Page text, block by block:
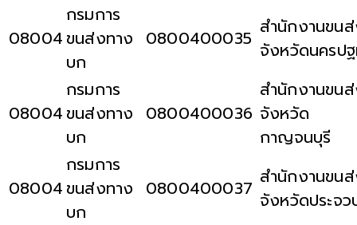
08004
กรมการ
ขนส่งทาง
บก
0800400035 สำนักงานขน
จังหวัดนครป
08004
กรมการ
ขนส่งทาง
บก
0800400036
สำนักงานขน
จังหวัด
กาญจนบุรี
08004
กรมการ
ขนส่งทาง
บก
0800400037 สำนักงานขน
จังหวัดประจว